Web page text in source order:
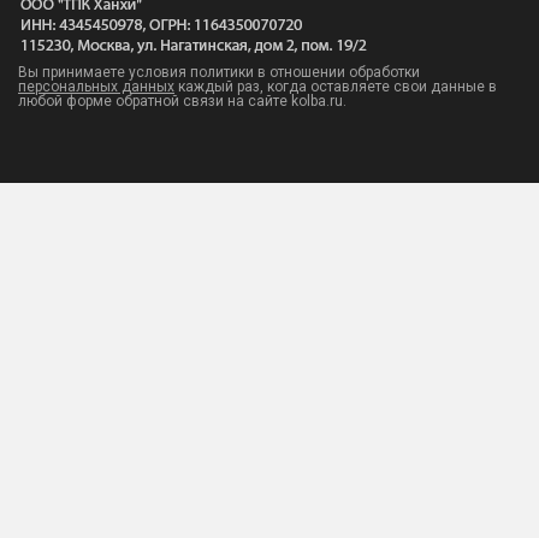
Вы принимаете условия политики в отношении обработки
персональных данных каждый раз, когда оставляете свои данные в
любой форме обратной связи на сайте kolba.ru.